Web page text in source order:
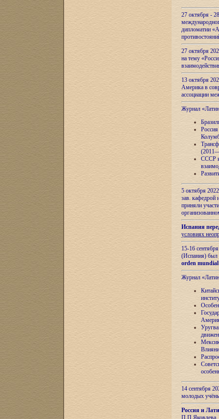
27 октября -
дипломатии
27 октября
на тему
13 октября
Америка в
ассоциации
Журнал
СССР и
5 октября
зав.
приняли
Испания
условиях
15-16
(Испания) был
orden
Журнал
14 сентября
молодых
Россия и
П.П.Яковлева,